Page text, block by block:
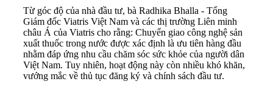
Từ góc độ của nhà đầu tư, bà Radhika Bhalla - Tổng
Giám đốc Viatris Việt Nam và các thị trường Liên minh
châu Á của Viatris cho rằng: Chuyển giao công nghệ sản
xuất thuốc trong nước được xác định là ưu tiên hàng đầu
nhằm đáp ứng nhu cầu chăm sóc sức khỏe của người dân
Việt Nam. Tuy nhiên, hoạt động này còn nhiều khó khăn,
vướng mắc về thủ tục đăng ký và chính sách đầu tư.